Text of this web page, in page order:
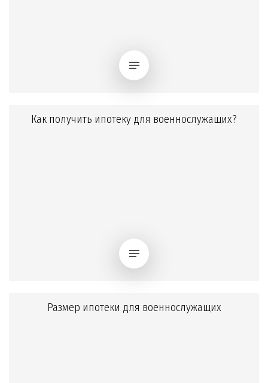
Как получить ипотеку для военнослужащих?
Размер ипотеки для военнослужащих